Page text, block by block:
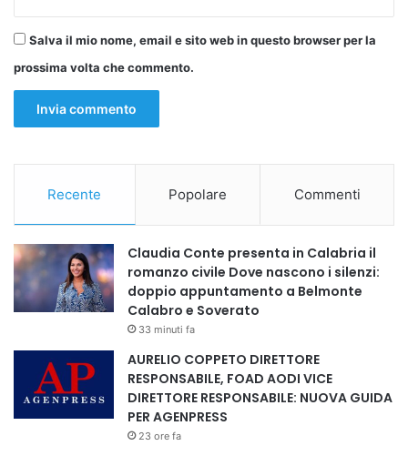
Salva il mio nome, email e sito web in questo browser per la
prossima volta che commento.
Recente Popolare Commenti
Claudia Conte presenta in Calabria il
romanzo civile Dove nascono i silenzi:
doppio appuntamento a Belmonte
Calabro e Soverato
33 minuti fa
AURELIO COPPETO DIRETTORE
RESPONSABILE, FOAD AODI VICE
DIRETTORE RESPONSABILE: NUOVA GUIDA
PER AGENPRESS
23 ore fa